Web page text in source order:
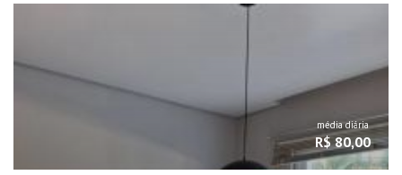
média diária
R$ 80,00